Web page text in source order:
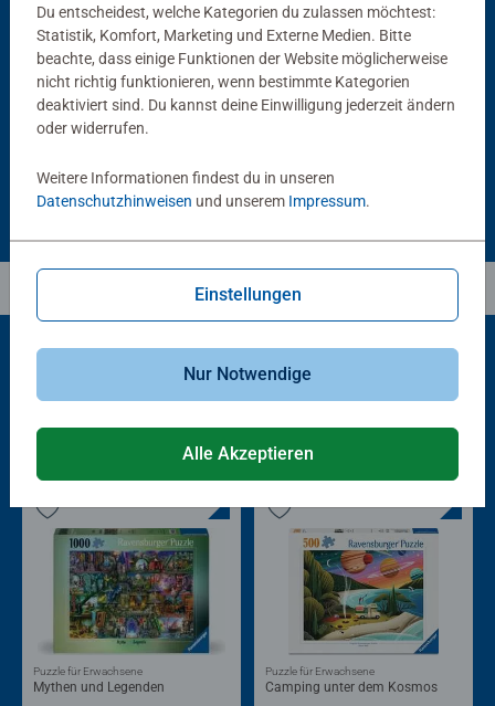
Puzzle Conserver Permanent
Durchschnittliche Bewertung 4.4 von 5 Sternen.
Puzzlezubehör
Puzzle-Rahmen, schwarz
Puzzlezubehör
Beliebte Auswahl
Andere Kunden mögen auch
Mythen und Legenden
Puzzle für Erwachsene
Camping unter dem Kosmos
Puzzle für Erwachsene
Du entscheidest, welche Kategorien du zulassen möchtest:
Statistik, Komfort, Marketing und Externe Medien. Bitte
beachte, dass einige Funktionen der Website möglicherweise
nicht richtig funktionieren, wenn bestimmte Kategorien
deaktiviert sind. Du kannst deine Einwilligung jederzeit ändern
oder widerrufen.
Weitere Informationen findest du in unseren
Datenschutzhinweisen und unserem Impressum.
Einstellungen
Nur Notwendige
Alle Akzeptieren